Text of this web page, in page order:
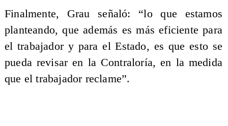
Finalmente, Grau señaló: “lo que estamos
planteando, que además es más eficiente para
el trabajador y para el Estado, es que esto se
pueda revisar en la Contraloría, en la medida
que el trabajador reclame”.